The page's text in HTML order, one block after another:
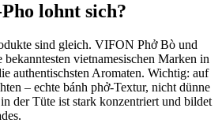
lohnt sich?
sind gleich. VIFON Phở Bò und
vietnamesischen Marken in
authentischsten Aromaten. Wichtig: auf
– echte bánh phở-Textur, nicht dünne
der Tüte ist stark konzentriert und bildet